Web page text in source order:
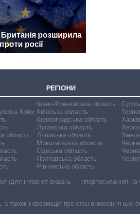
Британія розширила
росії
РЕГІОНИ
Крим
область
Івано-Франківська область
Київська область
Кіровоградська область
Луганська область
Львівська область
Миколаївська область
Одеська область
Полтавська область
Рівненська область
(для інтернет-видань — гіперпосилання)
а також інформація про стан виконання цих